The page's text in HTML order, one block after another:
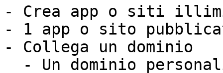
- Crea app o siti
- 1 app o sito
- Collega un dominio